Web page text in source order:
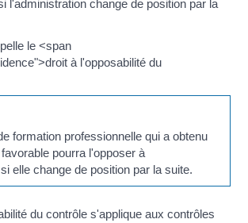
l'administration change de position par la
le <span
à l'opposabilité du
formation professionnelle qui a obtenu
pourra l'opposer à
elle change de position par la suite.
du contrôle s'applique aux contrôles